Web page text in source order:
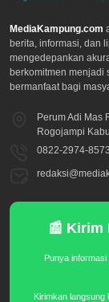
MediaKampung.com
berita, informasi, dan
mengedepankan
berkomitmen menjadi
bermanfaat bagi
Perum Adi Mas
Rogojampi
0822-2974-8573
📰 Kirim
Punya
Kirimkan langsung